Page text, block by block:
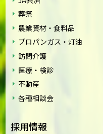
葬祭
農業資材・食料品
プロパンガス・灯油
訪問介護
医療・検診
不動産
各種相談会
採用情報